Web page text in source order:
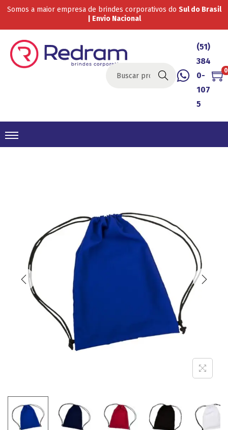
Somos a maior empresa de brindes corporativos do Sul do Brasil
| Envio Nacional
Buscar
(51)
384
0-
107
5
0